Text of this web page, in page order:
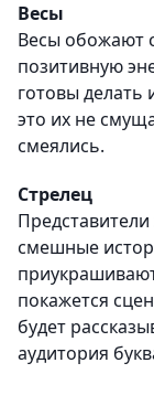
Весы
Весы обожают
позитивную
готовы
это их не
смеялись.
Стрелец
смешные
покажется
будет
аудитория